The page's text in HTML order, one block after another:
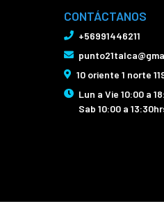
CONTÁCTANOS
+56991446211
10 oriente 1 norte
Lun a Vie 10:00 a
Sab 10:00 a